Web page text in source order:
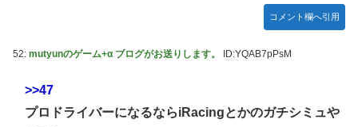
コメント欄へ引用
52: mutyunのゲーム+α ブログがお送りします。 ID:YQAB7pPsM
>>47
プロドライバーになるならiRacingとかのガチシミュや